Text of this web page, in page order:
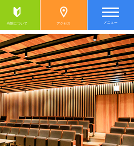
当館について アクセス メニュー